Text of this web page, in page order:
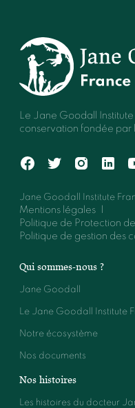
Le Jane Goodall
conservation fondée par
Jane Goodall Institute
Mentions légales
Politique de Protection
Politique de gestion des
Qui sommes-nous ?
Jane Goodall
Le Jane Goodall Institute
Notre écosystème
Nos documents
Nos histoires
Les histoires du docteur